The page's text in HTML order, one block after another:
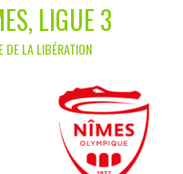
LIGUE 3
DE LA LIBÉRATION